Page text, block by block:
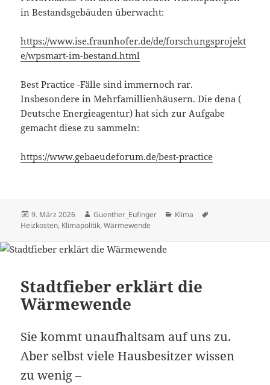
in Bestandsgebäuden überwacht:
https://www.ise.fraunhofer.de/de/forschungsprojekt
e/wpsmart-im-bestand.html
Best Practice -Fälle sind immernoch rar.
Insbesondere in Mehrfamillienhäusern. Die dena (
Deutsche Energieagentur) hat sich zur Aufgabe
gemacht diese zu sammeln:
https://www.gebaeudeforum.de/best-practice
Veröffentlicht
am
9. März 2026 Autor
Guenther_Eufinger Kategorien
Klima
Heizkosten, Klimapolitik,Wärmewende
Stadtfieber erklärt die
Wärmewende
Sie kommt unaufhaltsam auf uns zu.
Aber selbst viele Hausbesitzer wissen
zu wenig –